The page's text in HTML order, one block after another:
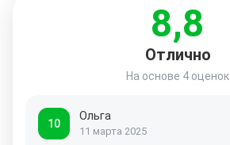
8,8
Отлично
На основе 4 оценок
10
Ольга
11 марта 2025